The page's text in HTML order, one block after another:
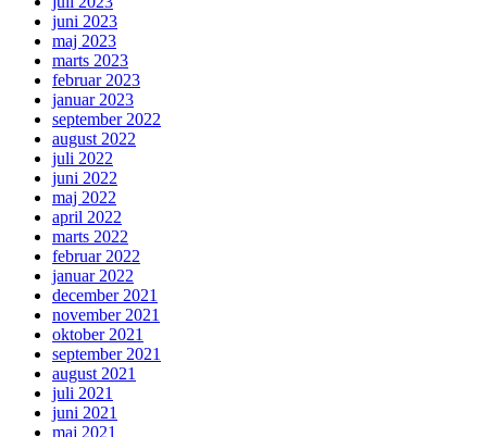
juni 2023
maj 2023
marts 2023
februar 2023
januar 2023
september 2022
august 2022
juli 2022
juni 2022
maj 2022
april 2022
marts 2022
februar 2022
januar 2022
december 2021
november 2021
oktober 2021
september 2021
august 2021
juli 2021
juni 2021
maj 2021